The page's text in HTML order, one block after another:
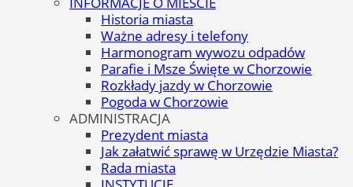
Historia miasta
Ważne adresy i telefony
Harmonogram wywozu odpadów
Parafie i Msze Święte w Chorzowie
Rozkłady jazdy w Chorzowie
Pogoda w Chorzowie
ADMINISTRACJA
Prezydent miasta
Jak załatwić sprawę w Urzędzie Miasta?
Rada miasta